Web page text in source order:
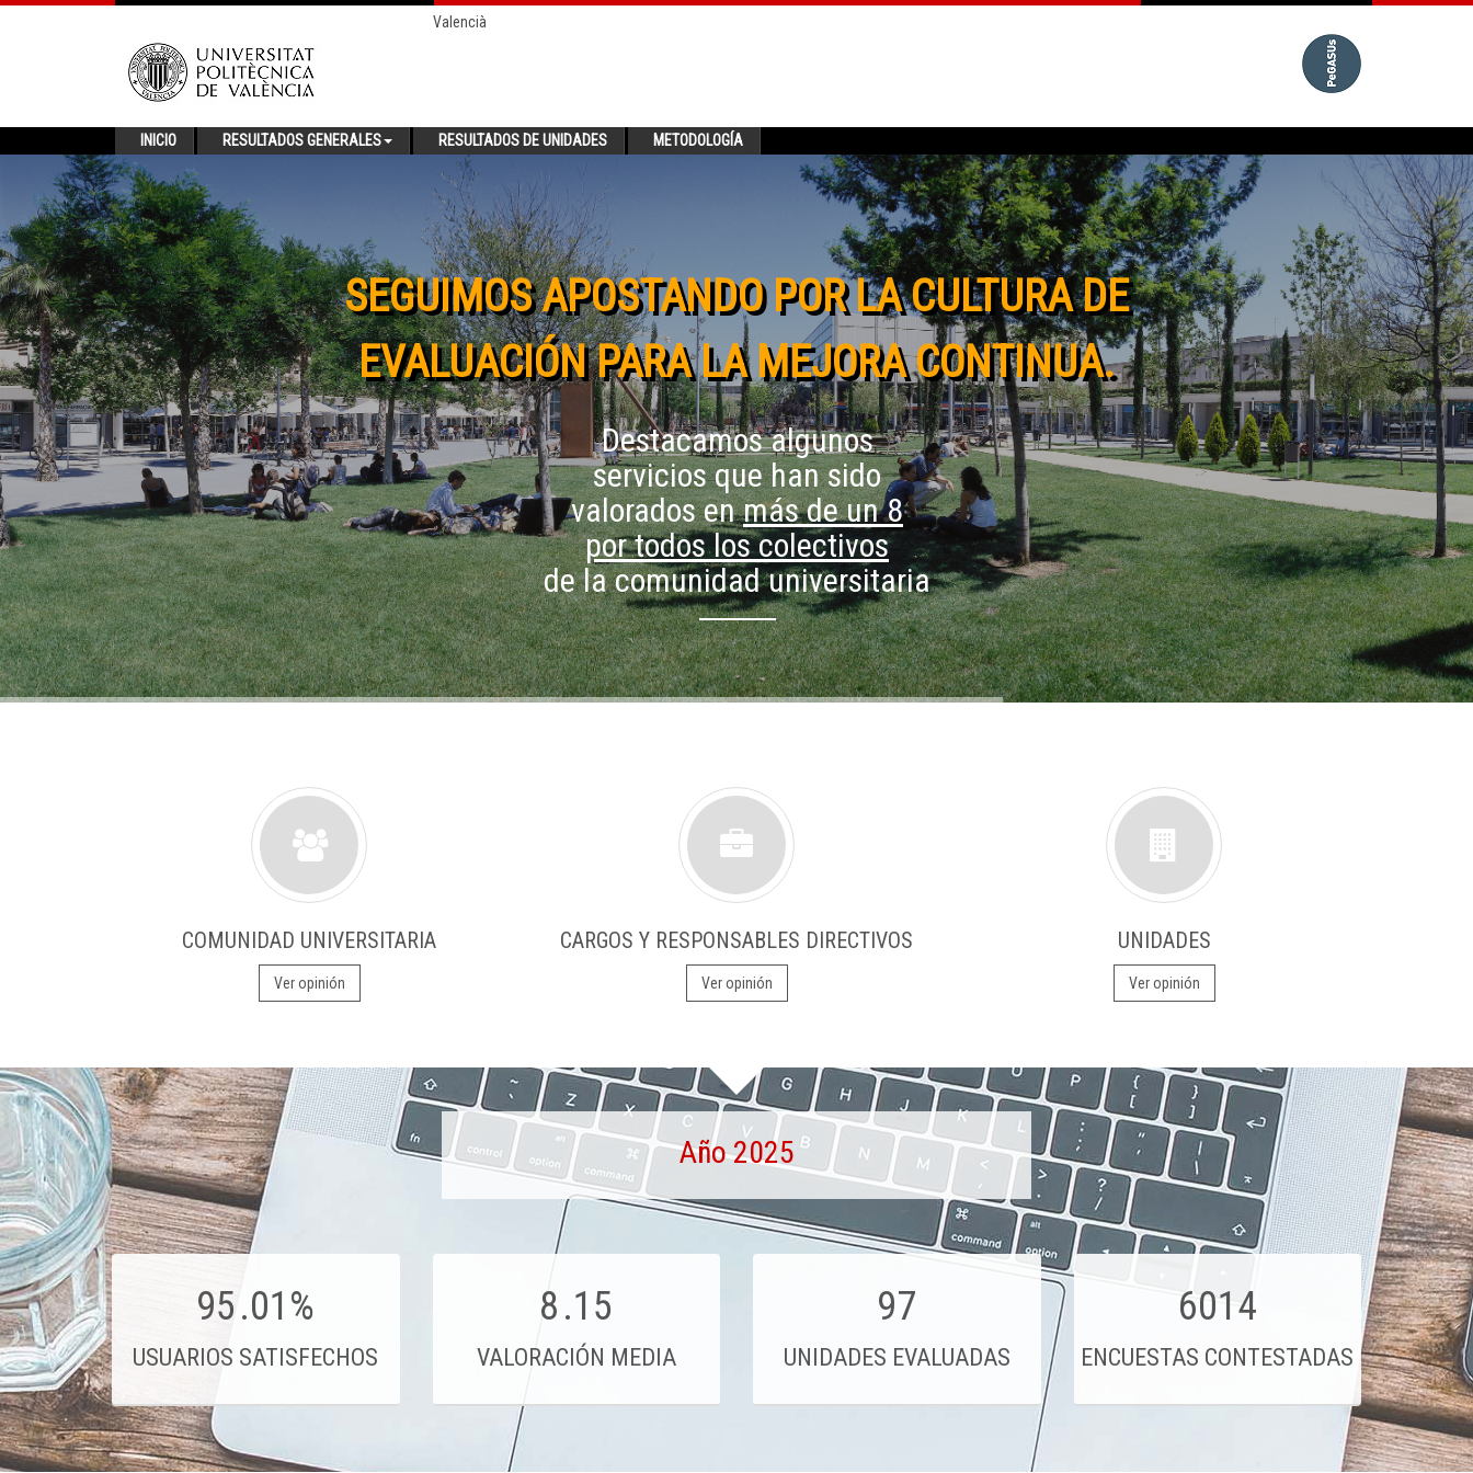
Valencià
INICIO RESULTADOS GENERALES RESULTADOS DE UNIDADES METODOLOGÍA
SEGUIMOS APOSTANDO POR LA CULTURA DE
EVALUACIÓN PARA LA MEJORA CONTINUA.
Destacamos algunos
servicios que han sido
valorados enmás de un 8
por todos los colectivos
de la comunidad universitaria
COMUNIDAD UNIVERSITARIA
Ver opinión
CARGOS Y RESPONSABLES DIRECTIVOS
Ver opinión
UNIDADES
Ver opinión
Año 2025
95.01%
USUARIOS SATISFECHOS
8.15
VALORACIÓN MEDIA
97
UNIDADES EVALUADAS
6014
ENCUESTAS CONTESTADAS